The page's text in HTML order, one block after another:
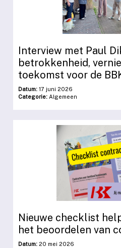
Interview met Paul
betrokkenheid,
toekomst voor de
Datum: 17 juni 2026
Categorie: Algemeen
Nieuwe checklist
het beoordelen van
Datum: 20 mei 2026